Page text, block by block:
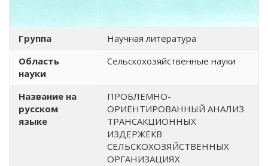
Группа
Научная литература
Область
науки
Сельскохозяйственные науки
Название на
русском
языке
ПРОБЛЕМНО-
ОРИЕНТИРОВАННЫЙ АНАЛИЗ
ТРАНСАКЦИОННЫХ
ИЗДЕРЖЕКВ
СЕЛЬСКОХОЗЯЙСТВЕННЫХ
ОРГАНИЗАЦИЯХ